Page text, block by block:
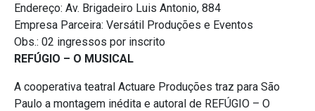
Endereço: Av. Brigadeiro Luis Antonio, 884
Empresa Parceira: Versátil Produções e Eventos
Obs.: 02 ingressos por inscrito
REFÚGIO – O MUSICAL
A cooperativa teatral Actuare Produções traz para São
Paulo a montagem inédita e autoral de REFÚGIO – O